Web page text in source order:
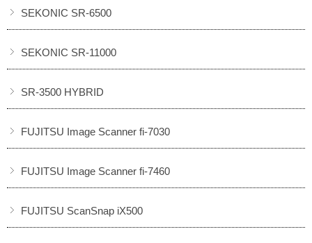
SEKONIC SR-6500
SEKONIC SR-11000
SR-3500 HYBRID
FUJITSU Image Scanner fi-7030
FUJITSU Image Scanner fi-7460
FUJITSU ScanSnap iX500